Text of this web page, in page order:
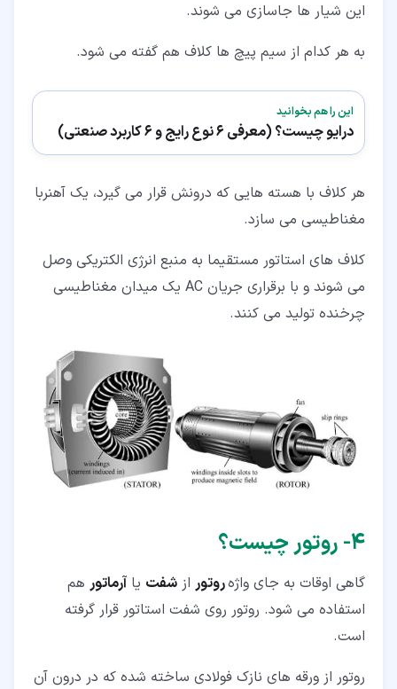
این شیار ها جاسازی می شوند.
به هر کدام از سیم پیچ ها کلاف هم گفته می شود.
این را هم بخوانید
درایو چیست؟ (معرفی 6 نوع رایج و 6 کاربرد صنعتی)
هر کلاف با هسته هایی که درونش قرار می گیرد، یک آهنربا
مغناطیسی می سازد.
کلاف های استاتور مستقیما به منبع انرژی الکتریکی وصل
می شوند و با برقراری جریان AC یک میدان مغناطیسی
چرخنده تولید می کنند.
۴‏- روتور چیست؟
گاهی اوقات به جای واژهروتور از شفت یا آرماتور هم
استفاده می شود. روتور روی شفت استاتور قرار گرفته
است.
روتور از ورقه های نازک فولادی ساخته شده که در درون آن